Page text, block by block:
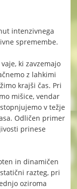
intenzivnega
spremembe.
ki zavzemajo
z lahkimi
krajši čas. Pri
mišice, vendar
v težje
Odličen primer
prinese
in dinamičen
razteg, pri
oziroma